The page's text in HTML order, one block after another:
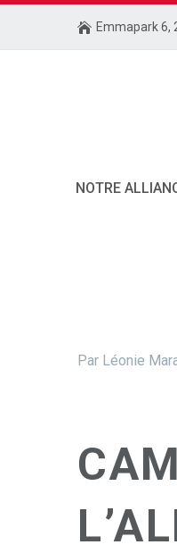
Emmapark 6,
NOTRE
Par Léonie